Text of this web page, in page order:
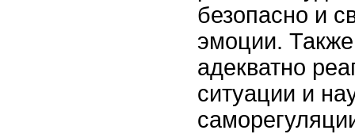
безопасно и
эмоции.
адекватно
ситуации и